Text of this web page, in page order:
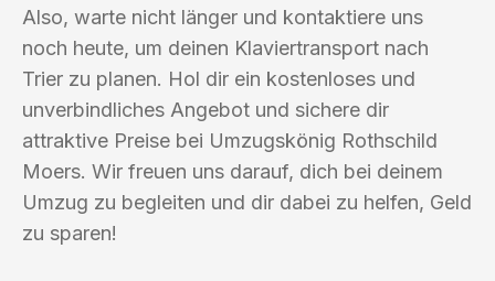
Also, warte nicht länger und kontaktiere uns
noch heute, um deinen Klaviertransport nach
Trier zu planen. Hol dir ein kostenloses und
unverbindliches Angebot und sichere dir
attraktive Preise bei Umzugskönig Rothschild
Moers. Wir freuen uns darauf, dich bei deinem
Umzug zu begleiten und dir dabei zu helfen, Geld
zu sparen!